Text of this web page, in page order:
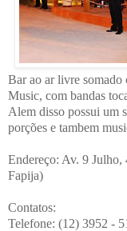
Bar ao ar livre
Music, com bandas
Alem disso possui um
porções e tambem
Endereço: Av. 9 Julho,
Fapija)
Contatos:
Telefone: (12) 3952 -